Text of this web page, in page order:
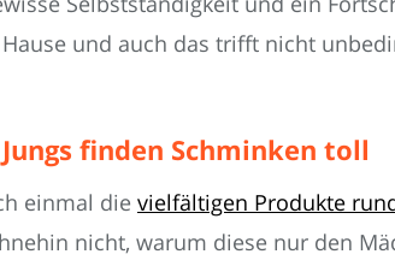
und auch das trifft nicht
finden Schminken toll
einmal die vielfältigen Produkte
nicht, warum diese nur den